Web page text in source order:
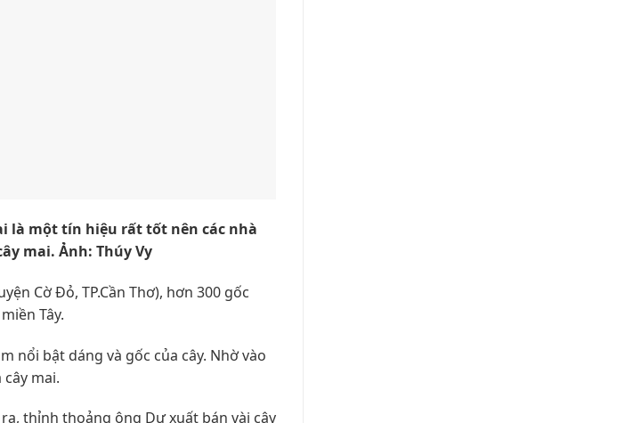
là một tín hiệu rất tốt nên các nhà
mai. Ảnh: Thúy Vy
Cờ Đỏ, TP.Cần Thơ), hơn 300 gốc
Tây.
nổi bật dáng và gốc của cây. Nhờ vào
mai.
thỉnh thoảng ông Dự xuất bán vài cây